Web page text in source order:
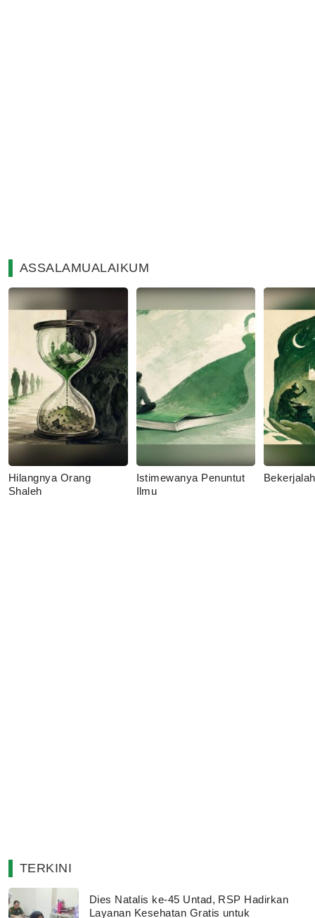
ASSALAMUALAIKUM
Hilangnya Orang
Shaleh
Istimewanya Penuntut
Ilmu
Bekerjalah
TERKINI
Dies Natalis ke-45 Untad, RSP Hadirkan
Layanan Kesehatan Gratis untuk